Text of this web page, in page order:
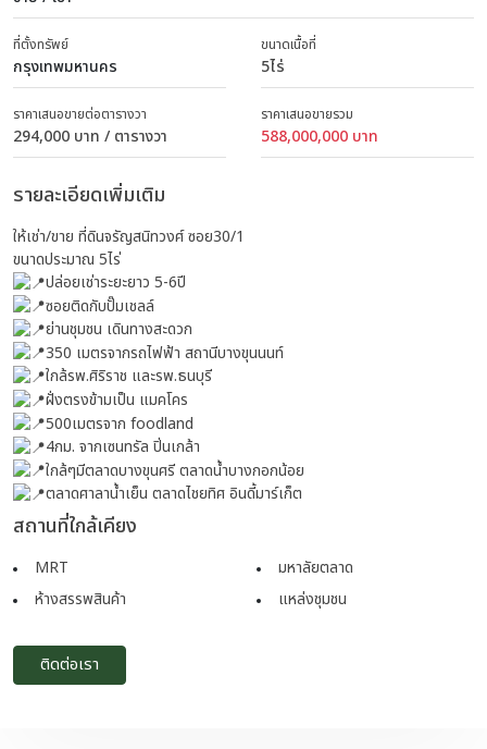
ที่ตั้งทรัพย์
กรุงเทพมหานคร
ขนาดเนื้อที่
5ไร่
ราคาเสนอขายต่อตารางวา
294,000 บาท / ตารางวา
ราคาเสนอขายรวม
588,000,000 บาท
รายละเอียดเพิ่มเติม
ให้เช่า/ขาย ที่ดินจรัญสนิทวงศ์ ซอย30/1
ขนาดประมาณ 5ไร่
ปล่อยเช่าระยะยาว 5-6ปี
ซอยติดกับปั๊มเชลล์
ย่านชุมชน เดินทางสะดวก
350 เมตรจากรถไฟฟ้า สถานีบางขุนนนท์
ใกล้รพ.ศิริราช และรพ.ธนบุรี
ฝั่งตรงข้ามเป็น แมคโคร
500เมตรจาก foodland
4กม. จากเซนทรัล ปิ่นเกล้า
ใกล้ๆมีตลาดบางขุนศรี ตลาดน้ำบางกอกน้อย
ตลาดศาลาน้ำเย็น ตลาดไชยทิศ อินดี้มาร์เก็ต
สถานที่ใกล้เคียง
MRT
มหาลัยตลาด
ห้างสรรพสินค้า
แหล่งชุมชน
ติดต่อเรา